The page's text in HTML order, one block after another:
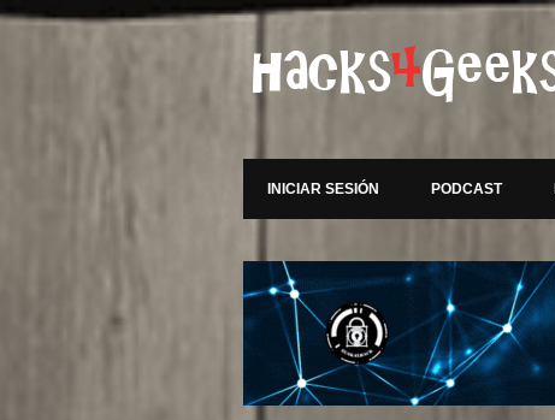
INICIAR SESIÓN PODCAST